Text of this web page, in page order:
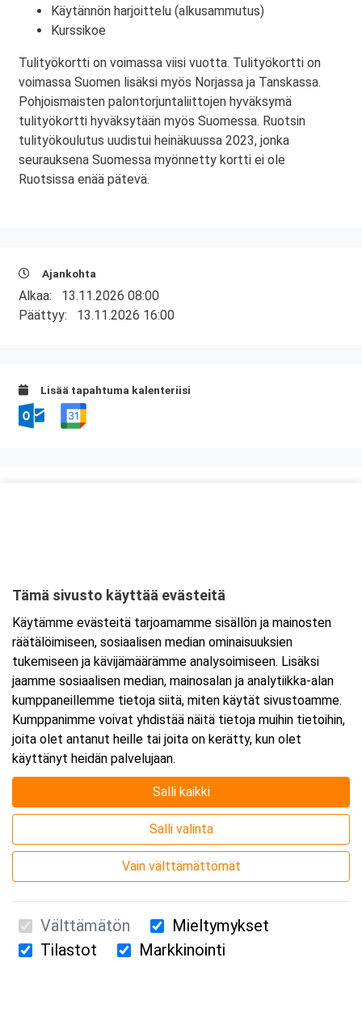
Käytännön harjoittelu (alkusammutus)
Kurssikoe
Tulityökortti on voimassa viisi vuotta. Tulityökortti on
voimassa Suomen lisäksi myös Norjassa ja Tanskassa.
Pohjoismaisten palontorjuntaliittojen hyväksymä
tulityökortti hyväksytään myös Suomessa. Ruotsin
tulityökoulutus uudistui heinäkuussa 2023, jonka
seurauksena Suomessa myönnetty kortti ei ole
Ruotsissa enää pätevä.
Ajankohta
Alkaa: 13.11.2026 08:00
Päättyy: 13.11.2026 16:00
Lisää tapahtuma kalenteriisi
Tarkempi kartta ja ajo-ohjeet
Suomen Ensiapukoulutus Oy / Valimotie 21 / 00380 Helsinki
Tämä sivusto käyttää evästeitä
Käytämme evästeitä tarjoamamme sisällön ja mainosten
räätälöimiseen, sosiaalisen median ominaisuuksien
tukemiseen ja kävijämäärämme analysoimiseen. Lisäksi
jaamme sosiaalisen median, mainosalan ja analytiikka-alan
kumppaneillemme tietoja siitä, miten käytät sivustoamme.
Kumppanimme voivat yhdistää näitä tietoja muihin tietoihin,
joita olet antanut heille tai joita on kerätty, kun olet
käyttänyt heidän palvelujaan.
Salli kaikki
Salli valinta
Vain välttämättömät
Välttämätön
Mieltymykset
Tilastot
Markkinointi